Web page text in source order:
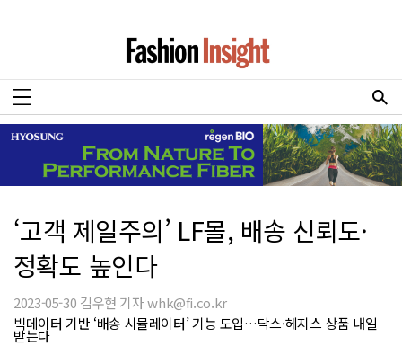
‘고객 제일주의’ LF몰, 배송 신뢰도·
정확도 높인다
2023-05-30 김우현 기자 whk@fi.co.kr
빅데이터 기반 ‘배송 시뮬레이터’ 기능 도입…닥스·헤지스 상품 내일
받는다